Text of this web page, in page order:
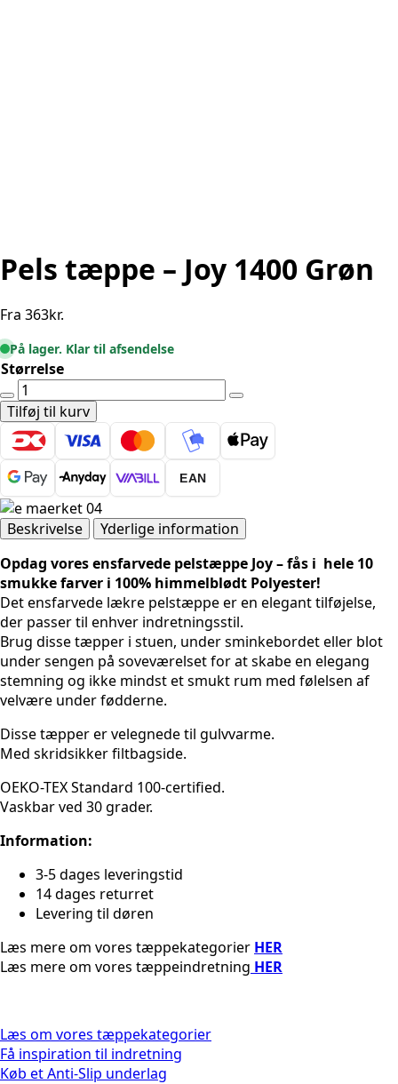
Pels tæppe – Joy 1400 Grøn
Fra 363kr.
På lager. Klar til afsendelse
Størrelse
Pels
tæppe
-
Joy
1400
Grøn
antal
Tilføj til kurv
EAN
Beskrivelse
Yderlige information
Opdag vores ensfarvede pelstæppe Joy – fås i hele 10
smukke farver i 100% himmelblødt Polyester!
Det ensfarvede lækre pelstæppe er en elegant tilføjelse,
der passer til enhver indretningsstil.
Brug disse tæpper i stuen, under sminkebordet eller blot
under sengen på soveværelset for at skabe en elegang
stemning og ikke mindst et smukt rum med følelsen af
velvære under fødderne.
Disse tæpper er velegnede til gulvvarme.
Med skridsikker filtbagside.
OEKO-TEX Standard 100-certified.
Vaskbar ved 30 grader.
Information:
3-5 dages leveringstid
14 dages returret
Levering til døren
Læs mere om vores tæppekategorier HER
Læs mere om vores tæppeindretning HER
Læs om vores tæppekategorier
Få inspiration til indretning
Køb et Anti-Slip underlag